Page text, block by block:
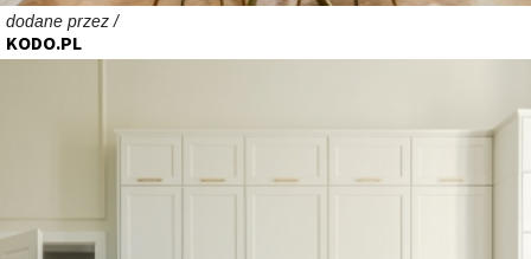
dodane przez /
KODO.PL